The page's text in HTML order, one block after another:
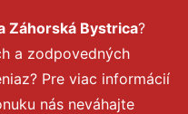
Záhorská Bystrica?
a zodpovedných
Pre viac informácií
nás neváhajte